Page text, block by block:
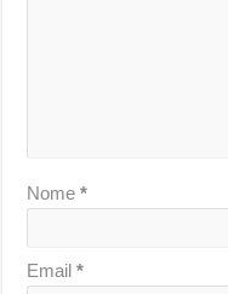
Nome*
Email*